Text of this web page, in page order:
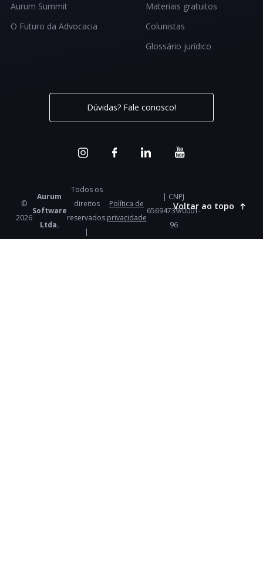
Aurum Summit
O Futuro da Advocacia
Materiais gratuitos
Colunistas
Glossário jurídico
Dúvidas? Fale conosco!
©
2026
Aurum
Software
Ltda.
Todos os
direitos
reservados.
|
Política de
privacidade
| CNPJ
65694739/0001-
96
Voltar ao topo